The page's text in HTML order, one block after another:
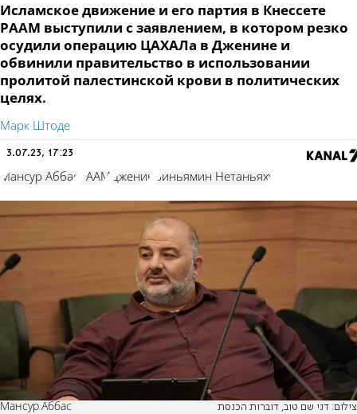
Исламское движение и его партия в Кнессете
РААМ выступили с заявлением, в котором резко
осудили операцию ЦАХАЛа в Дженине и
обвинили правительство в использовании
пролитой палестинской крови в политических
целях.
Марк Штоде
3.07.23, 17:23
Мансур Аббас РААМ Дженин Биньямин Нетаньяху
Мансур Аббас צילום: דני שם טוב, דוברות הכנסת